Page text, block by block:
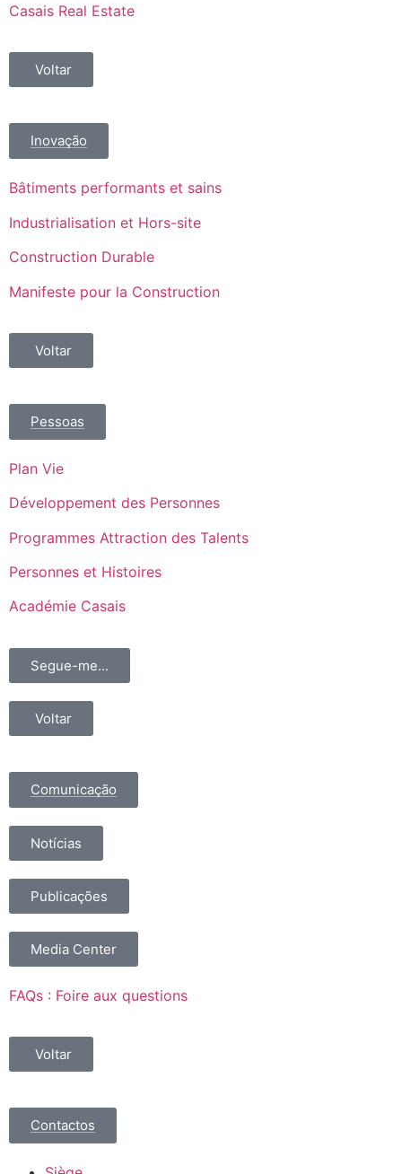
Casais Real Estate
Voltar
Inovação
Bâtiments performants et sains
Industrialisation et Hors-site
Construction Durable
Manifeste pour la Construction
Voltar
Pessoas
Plan Vie
Développement des Personnes
Programmes Attraction des Talents
Personnes et Histoires
Académie Casais
Segue-me...
Voltar
Comunicação
Notícias
Publicações
Media Center
FAQs : Foire aux questions
Voltar
Contactos